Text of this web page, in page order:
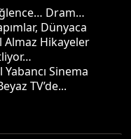
Dram…
Dünyaca
Almaz Hikayeler
Sinema
TV’de...